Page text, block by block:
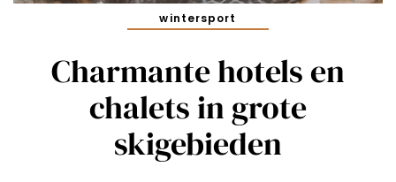
wintersport
Charmante hotels en
chalets in grote
skigebieden